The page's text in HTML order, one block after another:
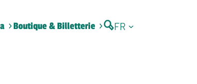
Boutique & Billetterie FR